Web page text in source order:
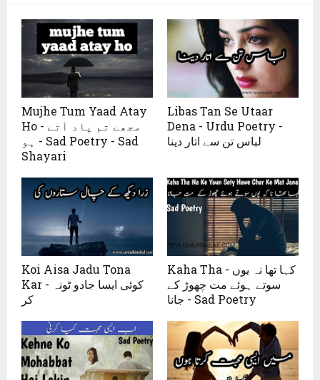
Mujhe Tum Yaad Atay
Ho - مجھے تم یاد آتے
ہو - Sad Poetry - Sad
Shayari
Libas Tan Se Utaar
Dena - Urdu Poetry -
لباس تن سے اتار دینا
Koi Aisa Jadu Tona
Kar - کوئی ایسا جادو ٹونہ
کر
Kaha Tha - کہا تھا نہ یوں
سوتے ہوئے مت چھوڑ کے
جانا - Sad Poetry